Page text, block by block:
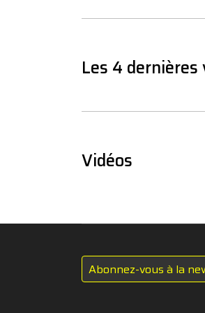
Les 4
Vidéos
Abonnez-vous à la